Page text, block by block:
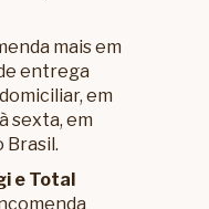
mais em
entrega
em
sexta, em
Brasil.
e Total